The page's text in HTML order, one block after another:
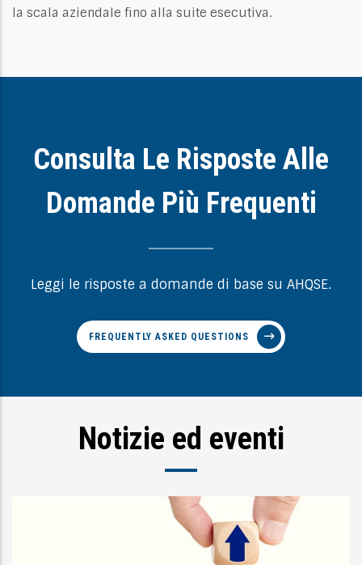
la scala aziendale fino alla suite esecutiva.
Consulta Le Risposte Alle
Domande Più Frequenti
Leggi le risposte a domande di base su AHQSE.
FREQUENTLY ASKED QUESTIONS
Notizie ed eventi